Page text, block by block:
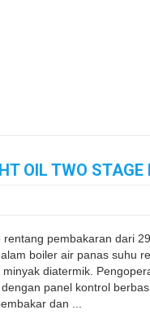
OIL TWO STAGE
pembakaran dari
boiler air panas suhu
diatermik.
panel kontrol
dan ...